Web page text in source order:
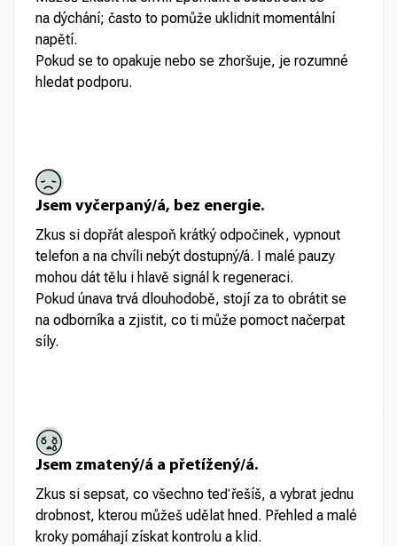
na dýchání; často to pomůže uklidnit momentální
napětí.
Pokud se to opakuje nebo se zhoršuje, je rozumné
hledat podporu.
Jsem vyčerpaný/á, bez energie.
Zkus si dopřát alespoň krátký odpočinek, vypnout
telefon a na chvíli nebýt dostupný/á. I malé pauzy
mohou dát tělu i hlavě signál k regeneraci.
Pokud únava trvá dlouhodobě, stojí za to obrátit se
na odborníka a zjistit, co ti může pomoct načerpat
síly.
Jsem zmatený/á a přetížený/á.
Zkus si sepsat, co všechno teď řešíš, a vybrat jednu
drobnost, kterou můžeš udělat hned. Přehled a malé
kroky pomáhají získat kontrolu a klid.